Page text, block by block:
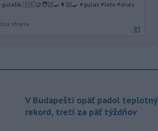
gulášik 🇸🇰🤝🧑🏻‍🍳👩🏻‍🍳 #gulas #leto #dnes
strana
V Budapešti opäť padol teplotný
rekord, tretí za päť týždňov